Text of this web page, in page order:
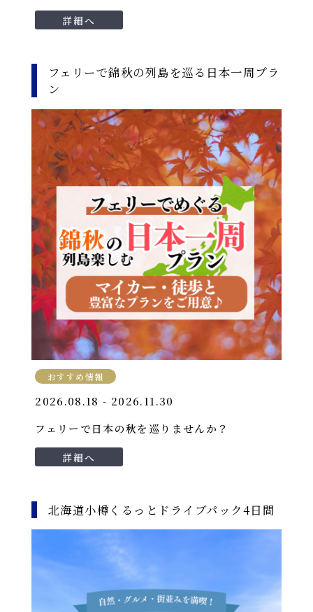
詳細へ
フェリーで錦秋の列島を巡る日本一周プラ
ン
おすすめ情報
2026.08.18 - 2026.11.30
フェリーで日本の秋を巡りませんか？
詳細へ
北海道小樽くるっとドライブパック4日間